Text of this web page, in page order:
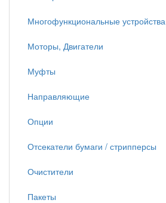
Многофункциональные устройства
Моторы, Двигатели
Муфты
Направляющие
Опции
Отсекатели бумаги / стрипперсы
Очистители
Пакеты